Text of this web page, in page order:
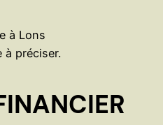
à Lons
à préciser.